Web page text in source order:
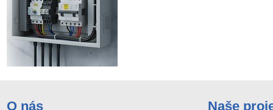
O nás Naše